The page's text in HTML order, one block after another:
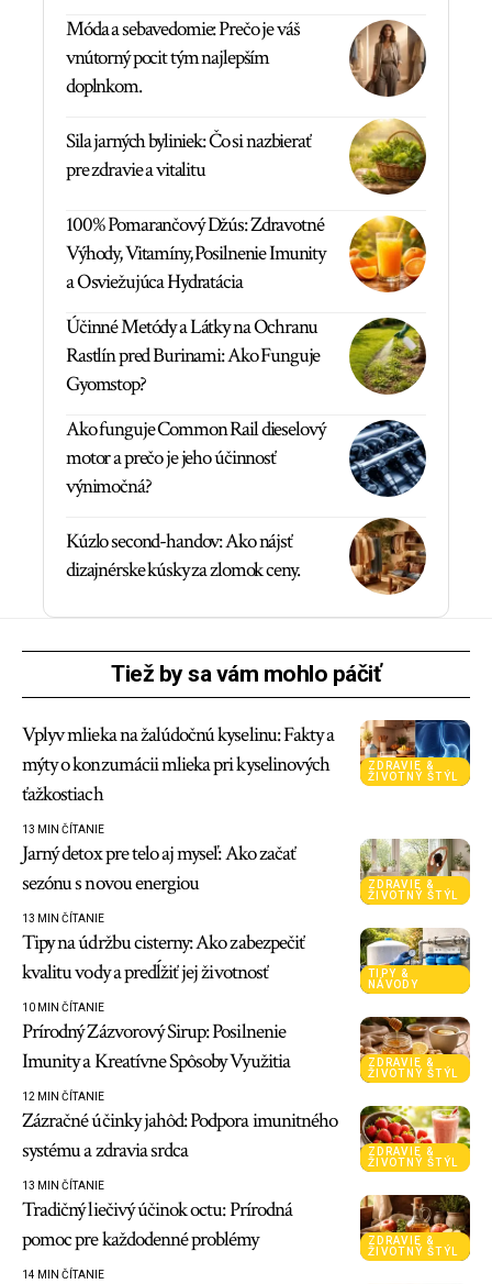
Móda a sebavedomie: Prečo je váš
vnútorný pocit tým najlepším
doplnkom.
Sila jarných byliniek: Čo si nazbierať
pre zdravie a vitalitu
100% Pomarančový Džús: Zdravotné
Výhody, Vitamíny, Posilnenie Imunity
a Osviežujúca Hydratácia
Účinné Metódy a Látky na Ochranu
Rastlín pred Burinami: Ako Funguje
Gyomstop?
Ako funguje Common Rail dieselový
motor a prečo je jeho účinnosť
výnimočná?
Kúzlo second-handov: Ako nájsť
dizajnérske kúsky za zlomok ceny.
Tiež by sa vám mohlo páčiť
ZDRAVIE &
ŽIVOTNÝ ŠTÝL
Vplyv mlieka na žalúdočnú kyselinu: Fakty a
mýty o konzumácii mlieka pri kyselinových
ťažkostiach
13 MIN ČÍTANIE
ZDRAVIE &
ŽIVOTNÝ ŠTÝL
Jarný detox pre telo aj myseľ: Ako začať
sezónu s novou energiou
13 MIN ČÍTANIE
TIPY &
NÁVODY
Tipy na údržbu cisterny: Ako zabezpečiť
kvalitu vody a predĺžiť jej životnosť
10 MIN ČÍTANIE
ZDRAVIE &
ŽIVOTNÝ ŠTÝL
Prírodný Zázvorový Sirup: Posilnenie
Imunity a Kreatívne Spôsoby Využitia
12 MIN ČÍTANIE
ZDRAVIE &
ŽIVOTNÝ ŠTÝL
Zázračné účinky jahôd: Podpora imunitného
systému a zdravia srdca
13 MIN ČÍTANIE
ZDRAVIE &
ŽIVOTNÝ ŠTÝL
Tradičný liečivý účinok octu: Prírodná
pomoc pre každodenné problémy
14 MIN ČÍTANIE